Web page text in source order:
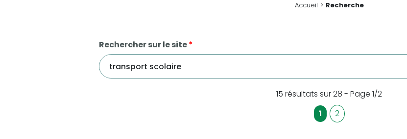
Accueil Recherche
Rechercher sur le site*
15 résultats sur 28 - Page 1/2
1
2